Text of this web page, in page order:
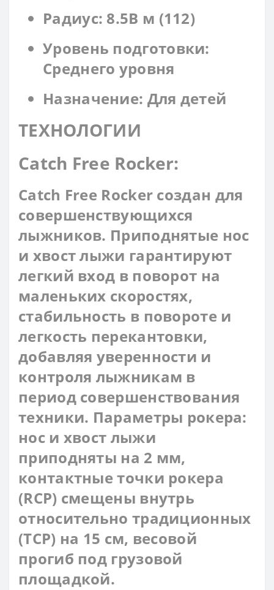
Радиус: 8.5В м (112)
Уровень подготовки:
Среднего уровня
Назначение: Для детей
ТЕХНОЛОГИИ
Catch Free Rocker:
Catch Free Rocker создан для
совершенствующихся
лыжников. Приподнятые нос
и хвост лыжи гарантируют
легкий вход в поворот на
маленьких скоростях,
стабильность в повороте и
легкость перекантовки,
добавляя уверенности и
контроля лыжникам в
период совершенствования
техники. Параметры рокера:
нос и хвост лыжи
приподняты на 2 мм,
контактные точки рокера
(RCP) смещены внутрь
относительно традиционных
(TCP) на 15 см, весовой
прогиб под грузовой
площадкой.